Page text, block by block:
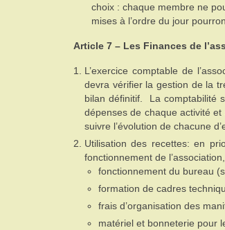
choix : chaque membre ne
mises à l’ordre du jour
Article 7 – Les Finances de
L’exercice comptable de
devra vérifier la gestion de la
bilan définitif. La comptabilité
dépenses de chaque activité
suivre l’évolution de chacune
Utilisation des recettes: en
fonctionnement de
fonctionnement du bureau
formation de cadres
frais d’organisation des
matériel et bonneterie pour